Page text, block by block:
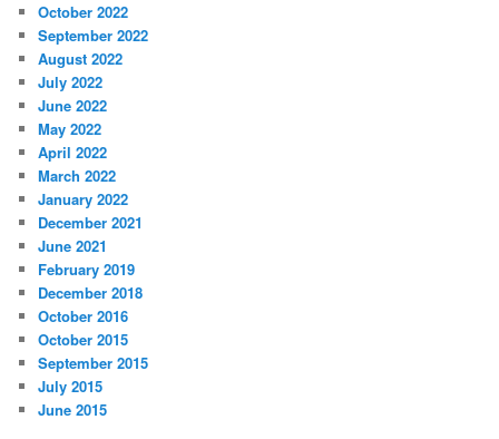
October 2022
September 2022
August 2022
July 2022
June 2022
May 2022
April 2022
March 2022
January 2022
December 2021
June 2021
February 2019
December 2018
October 2016
October 2015
September 2015
July 2015
June 2015